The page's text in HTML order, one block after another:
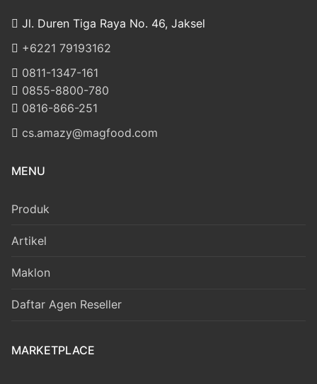
Jl. Duren Tiga Raya No. 46, Jaksel
‎+6221 79193162
‪0811-1347-161
‪0855-8800-780
‪0816-866-251
cs.amazy@magfood.com
MENU
Produk
Artikel
Maklon
Daftar Agen Reseller
MARKETPLACE